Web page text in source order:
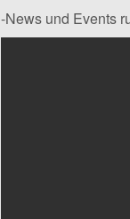
-News und Events